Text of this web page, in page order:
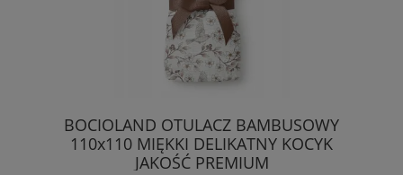
BOCIOLAND OTULACZ BAMBUSOWY
110x110 MIĘKKI DELIKATNY KOCYK
JAKOŚĆ PREMIUM